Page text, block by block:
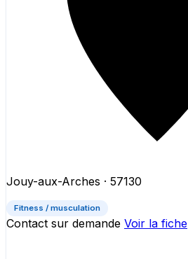
Jouy-aux-Arches · 57130
Fitness / musculation
Contact sur demande Voir la fiche